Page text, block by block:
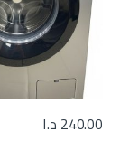
240.00 د.ا